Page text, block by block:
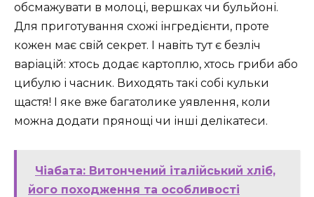
обсмажувати в молоці, вершках чи бульйоні.
Для приготування схожі інгредієнти, проте
кожен має свій секрет. І навіть тут є безліч
варіацій: хтось додає картоплю, хтось гриби або
цибулю і часник. Виходять такі собі кульки
щастя! І яке вже багатолике уявлення, коли
можна додати прянощі чи інші делікатеси.
Чіабата: Витончений італійський хліб,
його походження та особливості